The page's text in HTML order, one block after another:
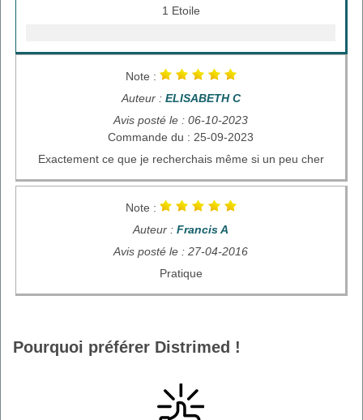
1 Etoile
Note :
Auteur : ELISABETH C
Avis posté le : 06-10-2023
Commande du : 25-09-2023
Exactement ce que je recherchais même si un peu cher
Note :
Auteur : Francis A
Avis posté le : 27-04-2016
Pratique
Pourquoi préférer Distrimed !